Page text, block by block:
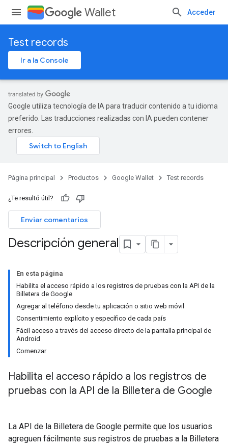
Wallet Acceder
Test records
Ir a la Console
Google utiliza tecnología de IA para traducir contenido a tu idioma
preferido. Las traducciones realizadas con IA pueden contener
errores.
Página principal Productos Google Wallet Test records
¿Te resultó útil?
Enviar comentarios
Descripción general
En esta página
Habilita el acceso rápido a los registros de pruebas con la API de la
Billetera de Google
Agregar al teléfono desde tu aplicación o sitio web móvil
Consentimiento explícito y específico de cada país
Fácil acceso a través del acceso directo de la pantalla principal de
Android
Comenzar
Habilita el acceso rápido a los registros de
pruebas con la API de la Billetera de Google
La API de la Billetera de Google permite que los usuarios
agreguen fácilmente sus registros de pruebas a la Billetera